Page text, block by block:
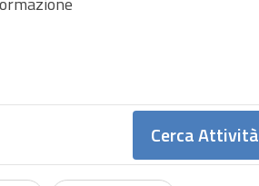
Cerca Attività